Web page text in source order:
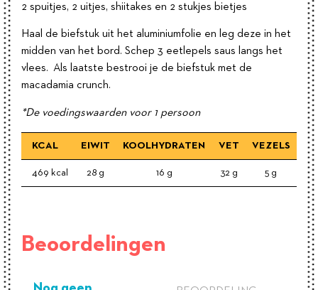
2 spuitjes, 2 uitjes, shiitakes en 2 stukjes bietjes
Haal de biefstuk uit het aluminiumfolie en leg deze in het
midden van het bord. Schep 3 eetlepels saus langs het
vlees. Als laatste bestrooi je de biefstuk met de
macadamia crunch.
*De voedingswaarden voor 1 persoon
KCAL EIWIT KOOLHYDRATEN VET VEZELS
469 kcal 28 g 16 g 32 g 5 g
Beoordelingen